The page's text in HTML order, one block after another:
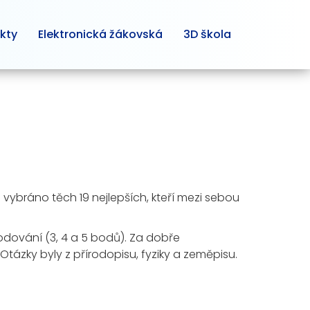
Elektronická žákovská 3D škola
těch 19 nejlepších, kteří mezi sebou
(3, 4 a 5 bodů). Za dobře
byly z přírodopisu, fyziky a zeměpisu.